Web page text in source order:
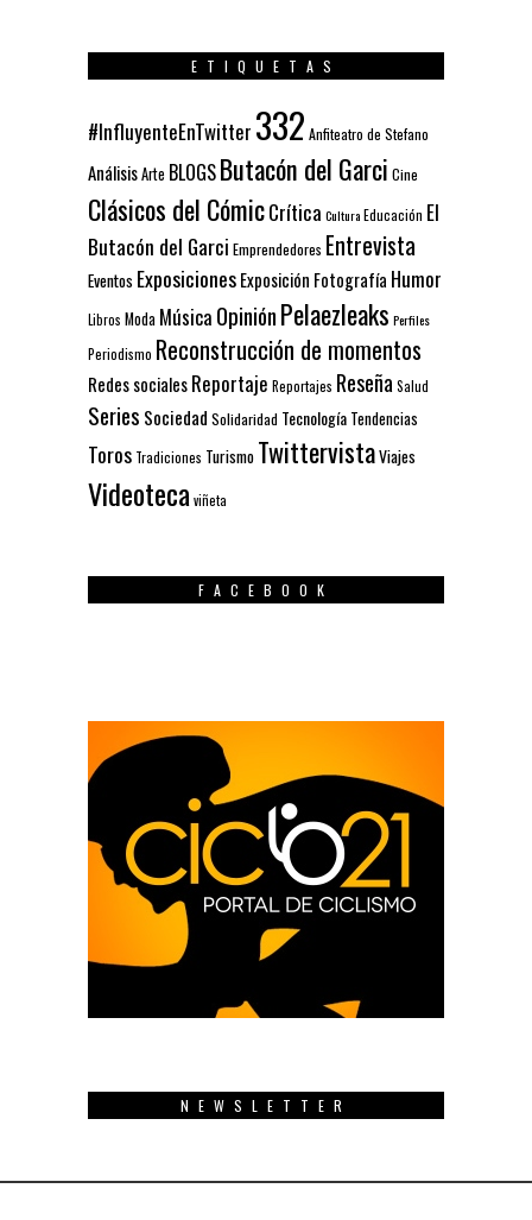
ETIQUETAS
#InfluyenteEnTwitter 332 Anfiteatro de Stefano
AnálisisArte BLOGSButacón del Garci Cine
Clásicos del CómicCrítica CulturaEducación El
Butacón del Garci Emprendedores Entrevista
Eventos ExposicionesExposición Fotografía Humor
Libros Moda Música OpiniónPelaezleaks Perfiles
Periodismo Reconstrucción de momentos
Redes socialesReportaje Reportajes Reseña Salud
Series Sociedad Solidaridad Tecnología Tendencias
Toros Tradiciones Turismo TwittervistaViajes
Videoteca viñeta
FACEBOOK
NEWSLETTER